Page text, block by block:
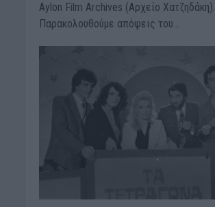
Aylon Film Archives (Αρχείο Χατζηδάκη).
Παρακολουθούμε απόψεις του...